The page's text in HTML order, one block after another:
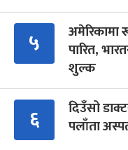
५
अमेरिकामा
पारित,
शुल्क
६
दिउँसो
पलाँता